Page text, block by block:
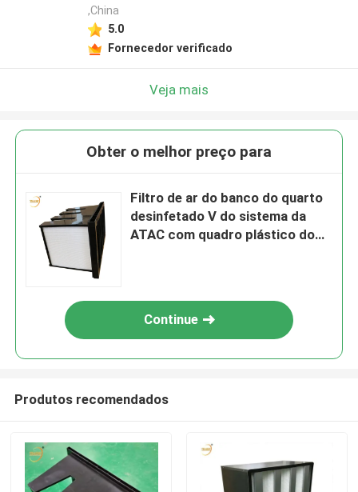
,China
5.0
Fornecedor verificado
Veja mais
Obter o melhor preço para
Filtro de ar do banco do quarto
desinfetado V do sistema da
ATAC com quadro plástico do
Continue
Produtos recomendados